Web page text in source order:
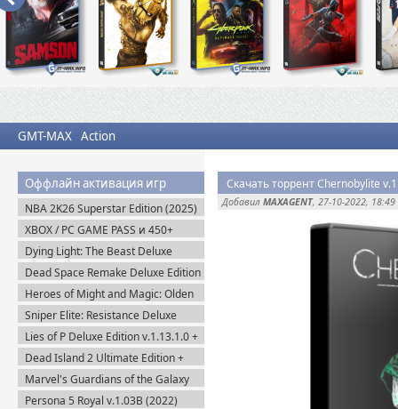
GMT-MAX Action
Оффлайн активация игр
NBA 2K26 Superstar Edition (2025)
Steam-Rip
XBOX / PC GAME PASS и 450+
Новинок игр для ПК / PC
Dying Light: The Beast Deluxe
Edition v.1.6.4 + Все DLC (2025)
Пиратка
Dead Space Remake Deluxe Edition
(2023) Пиратка
Heroes of Might and Magic: Olden
Era v.0.80.34 (2026) Пиратка
Sniper Elite: Resistance Deluxe
Edition (2025) Steam-Rip
Lies of P Deluxe Edition v.1.13.1.0 +
Все DLC (2023) Пиратка
Dead Island 2 Ultimate Edition +
Все DLC (2023) Пиратка
Marvel's Guardians of the Galaxy
Deluxe Edition (2021) Steam-Rip
Persona 5 Royal v.1.03B (2022)
Скачать торрент Chernobylite
Добавил MAXAGENT, 27-10-2022, 18:49